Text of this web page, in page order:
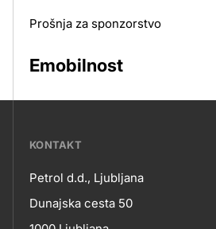
Prošnja za sponzorstvo
Emobilnost
???
skupno.footer-
title???
KONTAKT
Kontakt
Petrol d.d., Ljubljana
Dunajska cesta 50